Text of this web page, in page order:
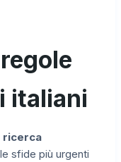
italiani
ricerca
sfide più urgenti